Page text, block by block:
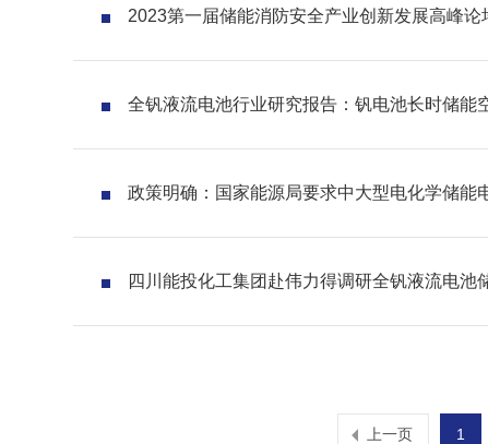
2023第一届储能消防安全产业创新发展高峰论
全钒液流电池行业研究报告：钒电池长时储能
政策明确：国家能源局要求中大型电化学储
四川能投化工集团赴伟力得调研全钒液流电池
上一页 1